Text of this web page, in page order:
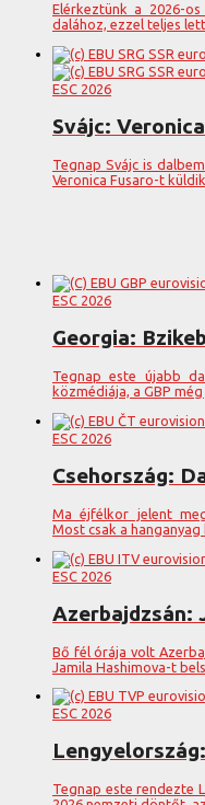
Elérkeztünk a 2026-
dalához, ezzel teljes
ESC 2026
Svájc:
Tegnap Svájc is
Veronica Fusaro-t küldik
ESC 2026
Georgia:
Tegnap este újabb
közmédiája, a GBP
ESC 2026
Csehország:
Ma éjfélkor jelent
Most csak a hanganyag
ESC 2026
Azerbajdzsán:
Bő fél órája volt
Jamila Hashimova-t
ESC 2026
Tegnap este rendezte